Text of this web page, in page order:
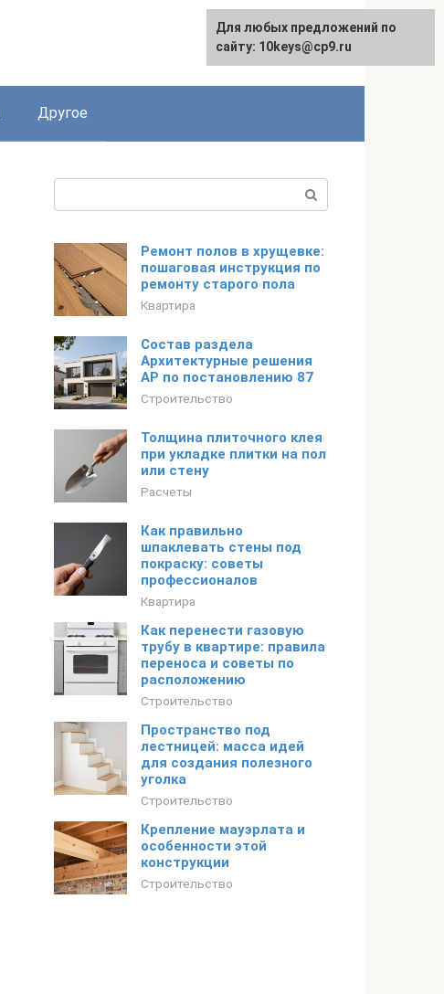
English
Другое
Ремонт полов в хрущевке:
пошаговая инструкция по
ремонту старого пола
Квартира
Состав раздела
Архитектурные решения
АР по постановлению 87
Строительство
Толщина плиточного клея
при укладке плитки на пол
или стену
Расчеты
Как правильно
шпаклевать стены под
покраску: советы
профессионалов
Квартира
Как перенести газовую
трубу в квартире: правила
переноса и советы по
расположению
Строительство
Пространство под
лестницей: масса идей
для создания полезного
уголка
Строительство
Крепление мауэрлата и
особенности этой
конструкции
Строительство
Для любых предложений по
сайту: 10keys@cp9.ru